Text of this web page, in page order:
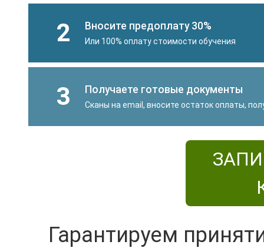
2 Вносите предоплату 30%
Или 100% оплату стоимости обучения
3 Получаете готовые документы
Сканы на email, вносите остаток оплаты,
Гарантируем